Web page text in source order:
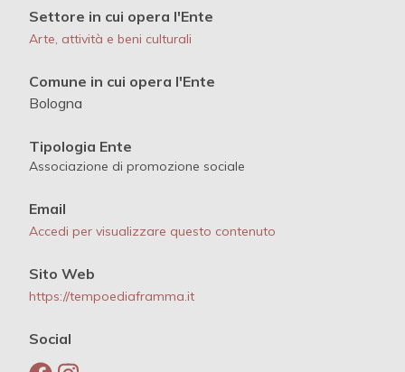
Settore in cui opera l'Ente
Arte, attività e beni culturali
Comune in cui opera l'Ente
Bologna
Tipologia Ente
Associazione di promozione sociale
Email
Accedi per visualizzare questo contenuto
Sito Web
https://tempoediaframma.it
Social